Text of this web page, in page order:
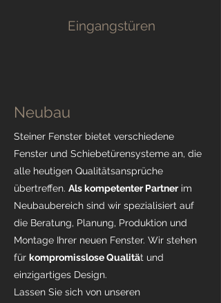
Eingangstüren
Neubau
Steiner Fenster bietet verschiedene
Fenster und Schiebetürensysteme an, die
alle heutigen Qualitätsansprüche
übertreffen. Als kompetenter Partnerim
Neubaubereich sind wir spezialisiert auf
die Beratung, Planung, Produktion und
Montage Ihrer neuen Fenster. Wir stehen
für kompromisslose Qualität und
einzigartiges Design.
Lassen Sie sich von unseren